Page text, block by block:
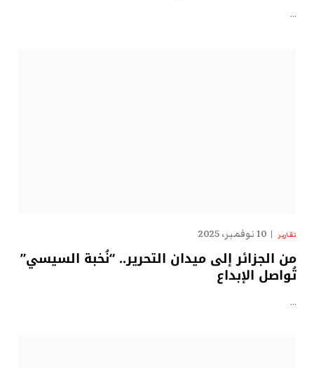
…
تقارير 10 نوفمبر، 2025
من الجزائر إلى ميدان التحرير.. “نُخبة السيسي”
تُواصل الإبداع
…